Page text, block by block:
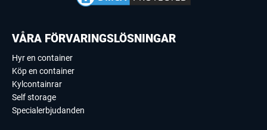
VÅRA FÖRVARINGSLÖSNINGAR
Hyr en container
Köp en container
Kylcontainrar
Self storage
Specialerbjudanden